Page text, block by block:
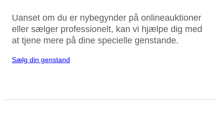
Uanset om du er nybegynder på onlineauktioner
eller sælger professionelt, kan vi hjælpe dig med
at tjene mere på dine specielle genstande.
Sælg din genstand